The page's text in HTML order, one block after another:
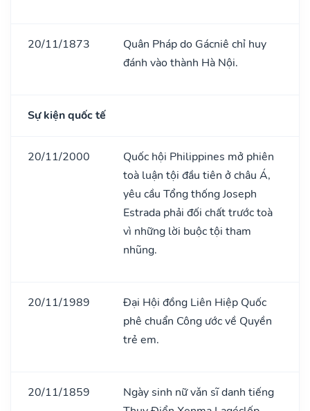
20/11/1873
Quân Pháp do Gácniê chỉ huy
đánh vào thành Hà Nội.
Sự kiện quốc tế
20/11/2000
Quốc hội Philippines mở phiên
toà luận tội đầu tiên ở châu Á,
yêu cầu Tổng thống Joseph
Estrada phải đối chất trước toà
vì những lời buộc tội tham
nhũng.
20/11/1989
Đại Hội đồng Liên Hiệp Quốc
phê chuẩn Công ước về Quyền
trẻ em.
20/11/1859
Ngày sinh nữ vǎn sĩ danh tiếng